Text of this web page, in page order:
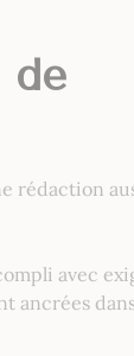
de
rédaction
avec
ancrées